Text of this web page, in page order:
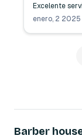
Excelente
enero, 2 2025
Barber